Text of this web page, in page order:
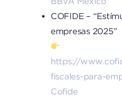
COFIDE –
empresas 2025”
https://
fiscales-para-
Cofide